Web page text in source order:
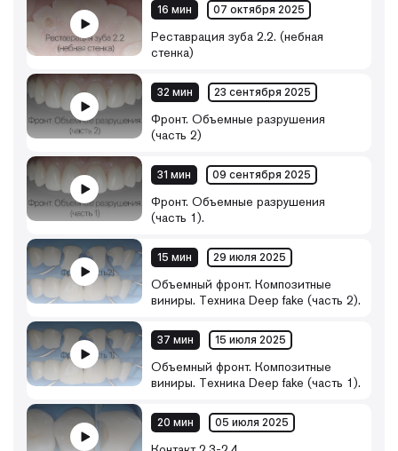
16 мин 07 октября 2025
Реставрация зуба 2.2. (небная
стенка)
32 мин 23 сентября 2025
Фронт. Объемные разрушения
(часть 2)
31 мин 09 сентября 2025
Фронт. Объемные разрушения
(часть 1).
15 мин 29 июля 2025
Объемный фронт. Композитные
виниры. Техника Deep fake (часть 2).
37 мин 15 июля 2025
Объемный фронт. Композитные
виниры. Техника Deep fake (часть 1).
20 мин 05 июля 2025